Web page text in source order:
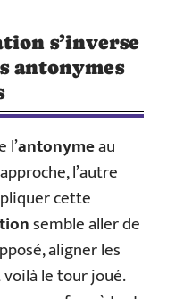
s’inverse
antonymes
l’antonymeau
l’autre
cette
semble aller de
aligner les
le tour joué.